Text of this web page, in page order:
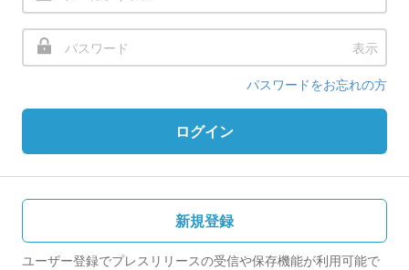
表示
パスワードをお忘れの方
ログイン
新規登録
ユーザー登録でプレスリリースの受信や保存機能が利用可能で